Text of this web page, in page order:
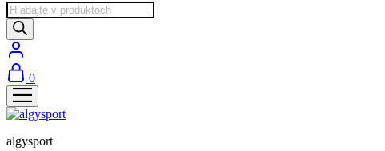
Products
search
0
algysport